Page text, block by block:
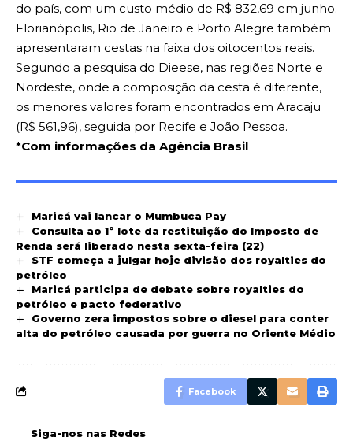
do país, com um custo médio de R$ 832,69 em junho.
Florianópolis, Rio de Janeiro e Porto Alegre também
apresentaram cestas na faixa dos oitocentos reais.
Segundo a pesquisa do Dieese, nas regiões Norte e
Nordeste, onde a composição da cesta é diferente,
os menores valores foram encontrados em Aracaju
(R$ 561,96), seguida por Recife e João Pessoa.
*Com informações da Agência Brasil
Maricá vai lancar o Mumbuca Pay
Consulta ao 1º lote da restituição do Imposto de
Renda será liberado nesta sexta-feira (22)
STF começa a julgar hoje divisão dos royalties do
petróleo
Maricá participa de debate sobre royalties do
petróleo e pacto federativo
Governo zera impostos sobre o diesel para conter
alta do petróleo causada por guerra no Oriente Médio
Facebook
Siga-nos nas Redes